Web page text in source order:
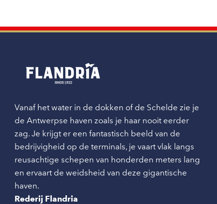
Vanaf het water in de dokken of de Schelde zie je
de Antwerpse haven zoals je haar nooit eerder
zag. Je krijgt er een fantastisch beeld van de
bedrijvigheid op de terminals, je vaart vlak langs
reusachtige schepen van honderden meters lang
en ervaart de weidsheid van deze gigantische
haven.
Rederij Flandria